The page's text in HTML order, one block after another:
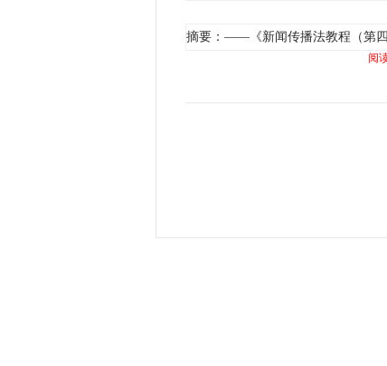
摘要：——《新闻传播法教程（第
阅